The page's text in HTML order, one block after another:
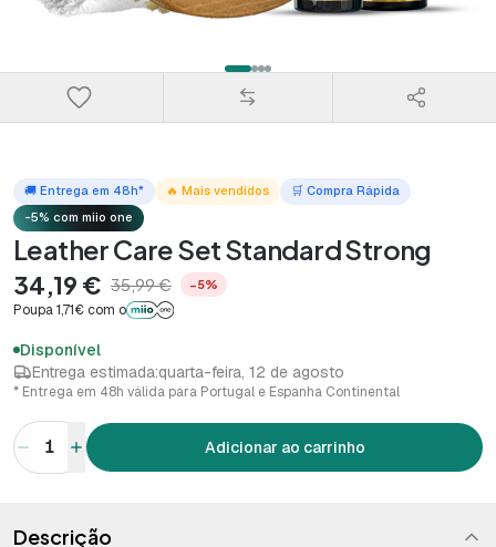
🚚 Entrega em 48h* 🔥 Mais vendidos
🛒 Compra Rápida
-5% com miio one
Leather Care Set Standard Strong
34,19 € 35,99 € −5%
Poupa 1,71€ com o
Disponível
Entrega estimada:quarta-feira, 12 de agosto
* Entrega em 48h válida para Portugal e Espanha Continental
1 Adicionar ao carrinho
Descrição